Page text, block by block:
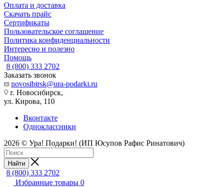
Оплата и доставка
Скачать прайс
Сертификаты
Пользовательское соглашение
Политика конфиденциальности
Интересно и полезно
Помощь
8 (800) 333 2702
Заказать звонок
novosibirsk@ura-podarki.ru
г. Новосибирск,
ул. Кирова, 110
Вконтакте
Одноклассники
2026 © Ура! Подарки! (ИП Юсупов Рафис Ринатович)
Найти
8 (800) 333 2702
Избранные товары 0